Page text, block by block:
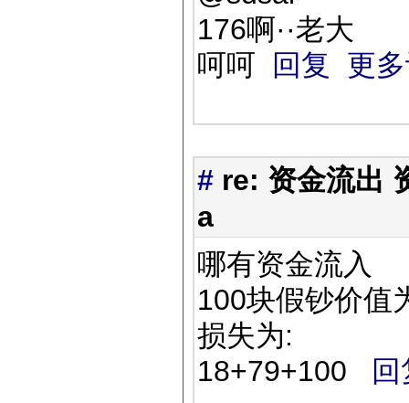
176啊··老大
呵呵
回复 更
# re: 资金流出
a
哪有资金流入
100块假钞价值
损失为:
18+79+100